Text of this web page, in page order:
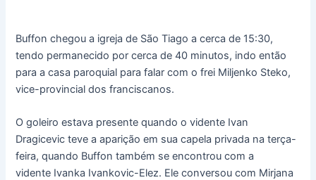
Buffon chegou a igreja de São Tiago a cerca de 15:30,
tendo permanecido por cerca de 40 minutos, indo então
para a casa paroquial para falar com o frei Miljenko Steko,
vice-provincial dos franciscanos.
O goleiro estava presente quando o vidente Ivan
Dragicevic teve a aparição em sua capela privada na terça-
feira, quando Buffon também se encontrou com a
vidente Ivanka Ivankovic-Elez. Ele conversou com Mirjana